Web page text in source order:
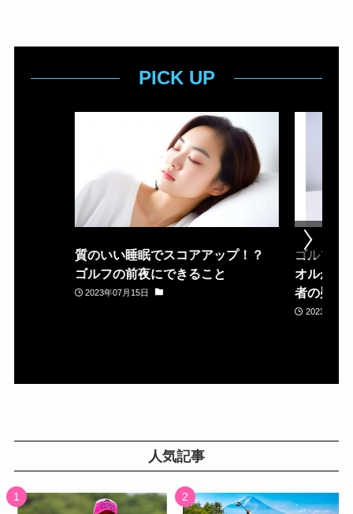
PICK UP
質のいい睡眠でスコアアップ！？
ゴルフの前夜にできること
2023年07月15日
ゴルフ場
オルが置
者の疑問
2023年05月
人気記事